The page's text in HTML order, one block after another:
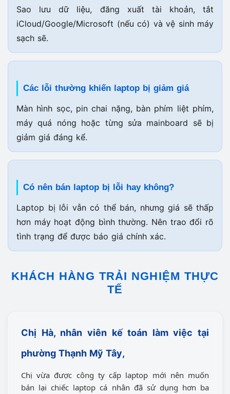
Sao lưu dữ liệu, đăng xuất tài khoản, tắt
iCloud/Google/Microsoft (nếu có) và vệ sinh máy
sạch sẽ.
Các lỗi thường khiến laptop bị giảm giá
Màn hình sọc, pin chai nặng, bàn phím liệt phím,
máy quá nóng hoặc từng sửa mainboard sẽ bị
giảm giá đáng kể.
Có nên bán laptop bị lỗi hay không?
Laptop bị lỗi vẫn có thể bán, nhưng giá sẽ thấp
hơn máy hoạt động bình thường. Nên trao đổi rõ
tình trạng để được báo giá chính xác.
KHÁCH HÀNG TRẢI NGHIỆM THỰC
TẾ
Chị Hà, nhân viên kế toán làm việc tại
phường Thạnh Mỹ Tây,
Chị vừa được công ty cấp laptop mới nên muốn
bán lại chiếc laptop cá nhân đã sử dụng hơn ba